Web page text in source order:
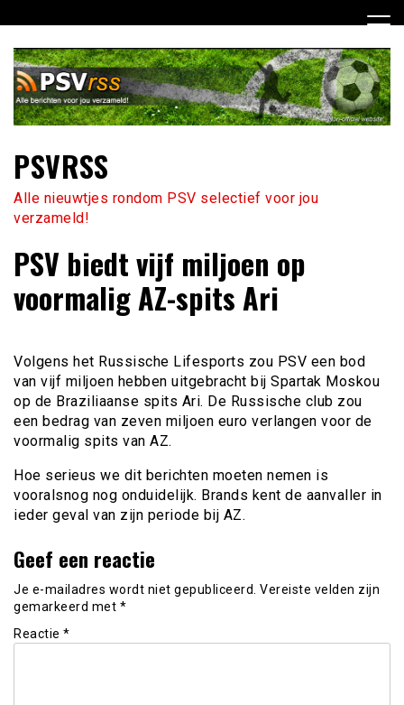
naar
inhoud
PSVRSS
Alle nieuwtjes rondom PSV selectief voor jou
verzameld!
PSV biedt vijf miljoen op
voormalig AZ-spits Ari
Volgens het Russische Lifesports zou PSV een bod
van vijf miljoen hebben uitgebracht bij Spartak Moskou
op de Braziliaanse spits Ari. De Russische club zou
een bedrag van zeven miljoen euro verlangen voor de
voormalig spits van AZ.
Hoe serieus we dit berichten moeten nemen is
vooralsnog nog onduidelijk. Brands kent de aanvaller in
ieder geval van zijn periode bij AZ.
Geef een reactie
Je e-mailadres wordt niet gepubliceerd. Vereiste velden zijn
gemarkeerd met *
Reactie *